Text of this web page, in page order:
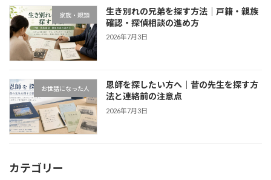
家族・親類
生き別れの兄弟を探す方法｜戸籍・親族
確認・探偵相談の進め方
2026年7月3日
お世話になった人
恩師を探したい方へ｜昔の先生を探す方
法と連絡前の注意点
2026年7月3日
カテゴリー